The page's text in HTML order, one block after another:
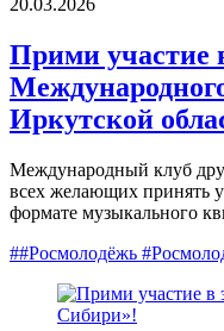
20.03.2026
Прими участие
Иркутской
Международный клуб
всех желающих принять
формате музыкального
##Росмолодёжь